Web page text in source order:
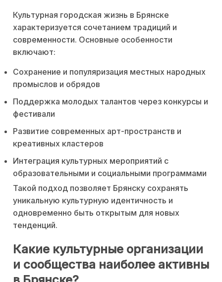
Культурная городская жизнь в Брянске
характеризуется сочетанием традиций и
современности. Основные особенности
включают:
Сохранение и популяризация местных народных
промыслов и обрядов
Поддержка молодых талантов через конкурсы и
фестивали
Развитие современных арт-пространств и
креативных кластеров
Интеграция культурных мероприятий с
образовательными и социальными программами
Такой подход позволяет Брянску сохранять
уникальную культурную идентичность и
одновременно быть открытым для новых
тенденций.
Какие культурные организации
и сообщества наиболее активны